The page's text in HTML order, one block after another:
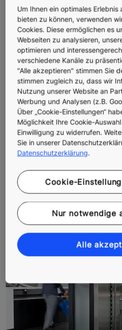
Intelligente Gebäude
Niveau heben
Österreichs höchstes
intelligentesten des Landes.
mit einer umfassenden Palette
ausgestattet und darauf
intuitives Erlebnis beim
Um Ihnen ein optimales Erlebnis
bieten zu können, verwenden
Cookies. Diese ermöglichen es
Webseiten zu analysieren,
optimieren und
verschiedene Kanäle zu
"Alle akzeptieren" stimmen Sie
stimmen zugleich zu, dass wir
Nutzung unserer Website an
Werbung und Analysen (z.B.
Über „Cookie-Einstellungen“
Möglichkeit Ihre Cookie-
Einwilligung zu widerrufen.
Sie in unserer
Datenschutzerklärung.
Cookie-
Nur notwendige
Alle